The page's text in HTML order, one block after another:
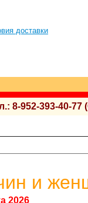
доставки
952-393-40-77
и
2026